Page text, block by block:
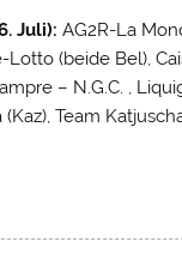
Juli): AG2R-La
(beide Bel),
– N.G.C. ,
Team